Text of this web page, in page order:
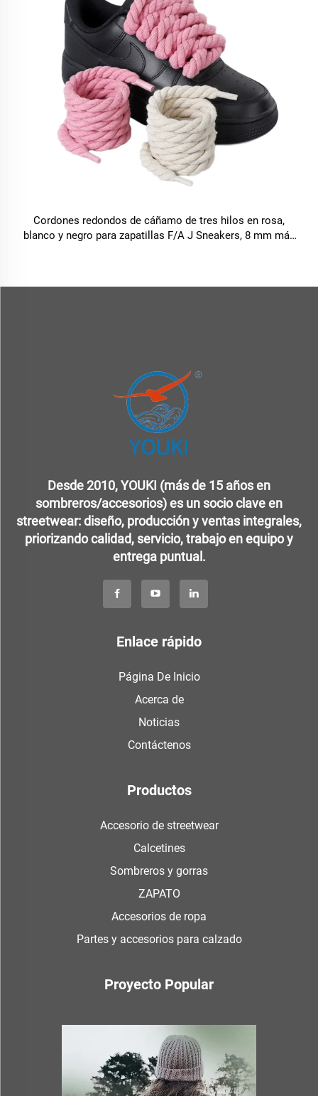
Cordones redondos de cáñamo de tres hilos en rosa,
blanco y negro para zapatillas F/A J Sneakers, 8 mm más
Desde 2010, YOUKI (más de 15 años en
sombreros/accesorios) es un socio clave en
streetwear: diseño, producción y ventas integrales,
priorizando calidad, servicio, trabajo en equipo y
entrega puntual.
Enlace rápido
Página De Inicio
Acerca de
Noticias
Contáctenos
Productos
Accesorio de streetwear
Calcetines
Sombreros y gorras
ZAPATO
Accesorios de ropa
Partes y accesorios para calzado
Proyecto Popular